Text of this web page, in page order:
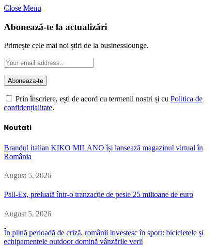
Close Menu
Abonează-te la actualizări
Primește cele mai noi știri de la businesslounge.
Prin înscriere, ești de acord cu termenii noștri și cu Politica de
confidențialitate.
Noutati
Brandul italian KIKO MILANO își lansează magazinul virtual în
România
August 5, 2026
Pall-Ex, preluată într-o tranzacție de peste 25 milioane de euro
August 5, 2026
În plină perioadă de criză, românii investesc în sport: bicicletele și
echipamentele outdoor domină vânzările verii